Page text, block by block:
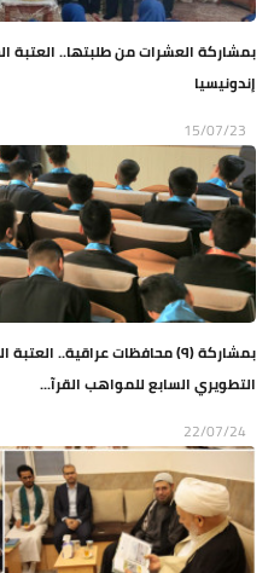
بمشاركة العشرات من طلبتها.. العتبة
إندونيسيا
15/07/23
بمشاركة (٩) محافظات عراقية..
التطويري السابع للمواهب القرآ...
22/07/24